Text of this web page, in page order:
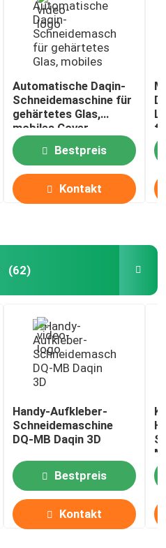
Automatische Daqin-
Schneidemaschine für
gehärtetes Glas,
mobiles Cover,
Aufkleber-Design, 30
kg
Bestpreis
Kontakt
(62)
Handy-Aufkleber-
Schneidemaschine
DQ-MB Daqin 3D
Bestpreis
Kontakt